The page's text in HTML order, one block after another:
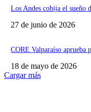
Los Andes cobija el sueño
27 de junio de 2026
CORE Valparaíso aprueba
18 de mayo de 2026
Cargar más